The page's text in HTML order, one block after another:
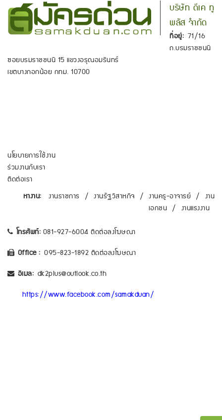
บริษัท ดีเค ทู
พลัส จำกัด
ที่อยู่: 71/16
ถ.บรมราชชนนี
ซอยบรมราชชนนี 15 แขวงอรุณอมรินทร์
เขตบางกอกน้อย กทม. 10700
นโยบายการใช้งาน
ร่วมงานกับเรา
ติดต่อเรา
หางาน:
งานราชการ / งานรัฐวิสาหกิจ / งานครู-อาจารย์ / งาน
เอกชน / งานแรงงาน
โทรศัพท์: 081-927-6004 ติดต่อลงโฆษณา
Office : 095-823-1892 ติดต่อลงโฆษณา
อีเมล: dk2plus@outlook.co.th
https://www.facebook.com/samakduan/